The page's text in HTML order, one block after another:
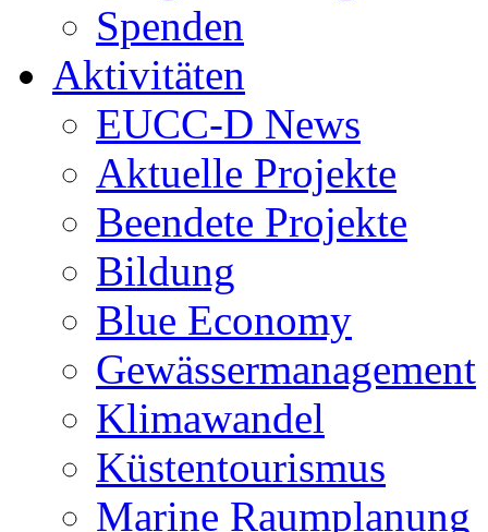
Spenden
Aktivitäten
EUCC-D News
Aktuelle Projekte
Beendete Projekte
Bildung
Blue Economy
Gewässermanagement
Klimawandel
Küstentourismus
Marine Raumplanung